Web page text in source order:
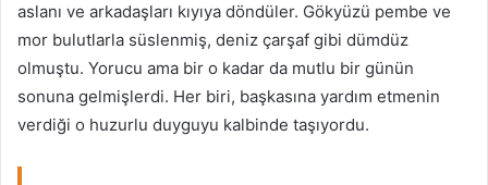
aslanı ve arkadaşları kıyıya döndüler. Gökyüzü pembe ve
mor bulutlarla süslenmiş, deniz çarşaf gibi dümdüz
olmuştu. Yorucu ama bir o kadar da mutlu bir günün
sonuna gelmişlerdi. Her biri, başkasına yardım etmenin
verdiği o huzurlu duyguyu kalbinde taşıyordu.